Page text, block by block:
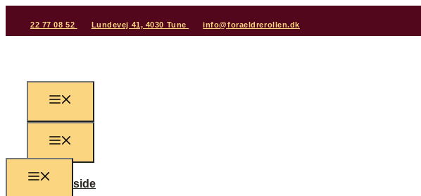
22 77 08 52 Lundevej 41, 4030 Tune info@foraeldrerollen.dk
Forside